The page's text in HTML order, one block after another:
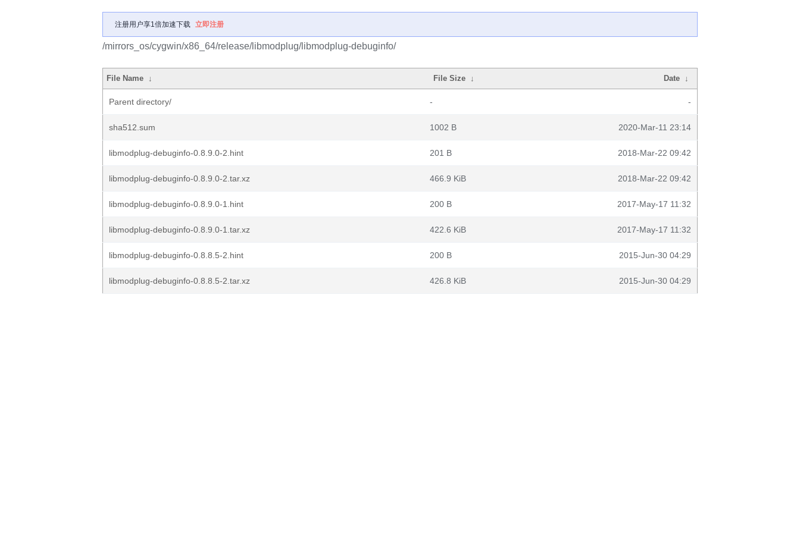
注册用户享1倍加速下载 立即注册
/mirrors_os/cygwin/x86_64/release/libmodplug/libmodplug-debuginfo/
File Name ↓ File Size ↓ Date ↓
Parent directory/ - -
sha512.sum 1002 B 2020-Mar-11 23:14
libmodplug-debuginfo-0.8.9.0-2.hint 201 B 2018-Mar-22 09:42
libmodplug-debuginfo-0.8.9.0-2.tar.xz 466.9 KiB 2018-Mar-22 09:42
libmodplug-debuginfo-0.8.9.0-1.hint 200 B 2017-May-17 11:32
libmodplug-debuginfo-0.8.9.0-1.tar.xz 422.6 KiB 2017-May-17 11:32
libmodplug-debuginfo-0.8.8.5-2.hint 200 B 2015-Jun-30 04:29
libmodplug-debuginfo-0.8.8.5-2.tar.xz 426.8 KiB 2015-Jun-30 04:29